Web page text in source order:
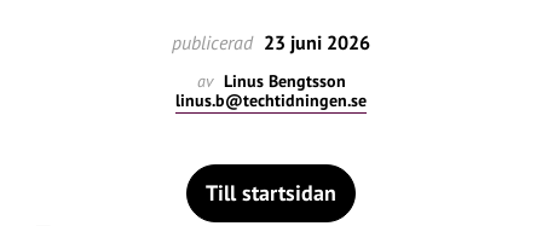
publicerad 23 juni 2026
av Linus Bengtsson
linus.b@techtidningen.se
Till startsidan